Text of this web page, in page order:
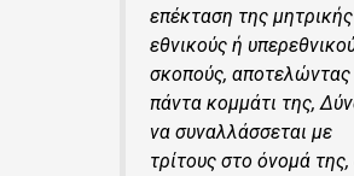
επέκταση της μητρικής
εθνικούς ή
σκοπούς, αποτελώντας
πάντα κομμάτι της,
να συναλλάσσεται με
τρίτους στο όνομά